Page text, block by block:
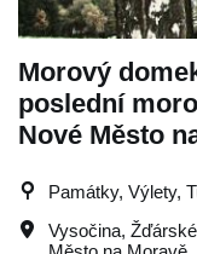
Morový
poslední
Nové Město
Památky, Výlety,
Vysočina,